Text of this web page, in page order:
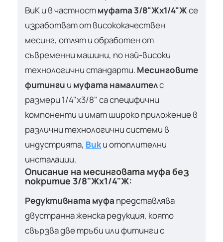
ВиК и в частностмуфата 3/8"Жх1/4"Жсе
изработват от висококачествен
месинг, отлят и обработен от
съвременни машини, по най-високи
технологични стандарти. Месинговите
фитинги и муфата намалителс
размери 1/4"х3/8" са специфични
компоненти и имат широко приложение в
различни технологични системи в
индустрията, Вики отоплителни
инсталации.
Описание на месинговата муфабез
покритие 3/8"Жх1/4"Ж:
Редуктивната муфа представлява
двустранна женска редукция, която
свързва две тръби или фитинги с